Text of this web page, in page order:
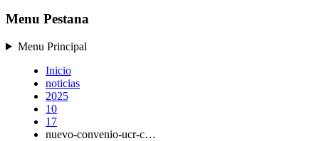
Menu Pestana
Menu Principal
Inicio
noticias
2025
10
17
nuevo-convenio-ucr-c…